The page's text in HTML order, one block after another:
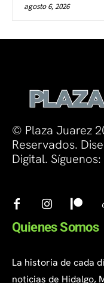
agosto 6, 2026
© Plaza Juarez
Reservados.
Digital. Síguenos:
Quienes Somos
La historia de cada
noticias de Hidalgo,